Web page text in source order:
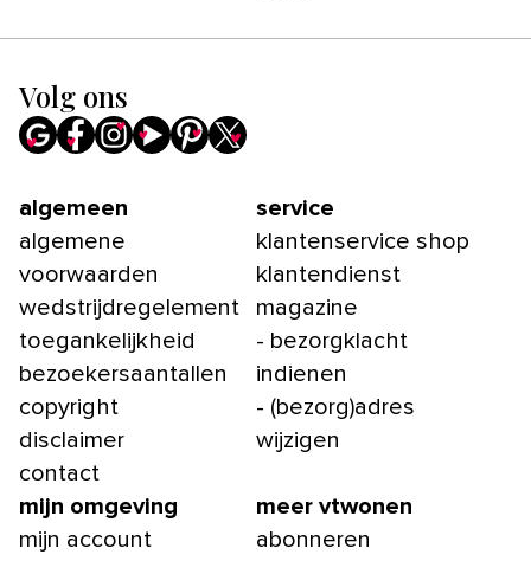
Volg ons
algemeen
algemene
voorwaarden
wedstrijdregelement
toegankelijkheid
bezoekersaantallen
copyright
disclaimer
contact
service
klantenservice shop
klantendienst
magazine
- bezorgklacht
indienen
- (bezorg)adres
wijzigen
mijn omgeving
mijn account
meer vtwonen
abonneren